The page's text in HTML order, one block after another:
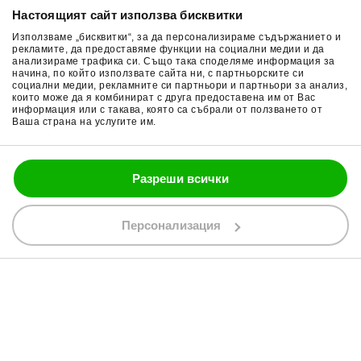
Настоящият сайт използва бисквитки
Използваме „бисквитки“, за да персонализираме съдържанието и
рекламите, да предоставяме функции на социални медии и да
анализираме трафика си. Също така споделяме информация за
начина, по който използвате сайта ни, с партньорските си
социални медии, рекламните си партньори и партньори за анализ,
които може да я комбинират с друга предоставена им от Вас
информация или с такава, която са събрали от ползването от
Ваша страна на услугите им.
Разреши всички
Персонализация
Защита и Безопасност:Важно е да се грижите за
кормилната система, тъй като нейни повреди или
неизправности могат да доведат до опасни ситуации на
пътя. Бъдете внимателни и регулярно проверявайте
кормилната система, за да гарантирате безопасността
си по време на каране.
Познаването и грижата за кормилната система на
и удовлетворително управление на мотора.
Връщане на стока
Общи условия
Поверителност
Политика за бисквитки
Очила за мотор
Раници за мотор
Ръкавици за мотор
Части за мотор
088 200 7002
shop@bobimx.com